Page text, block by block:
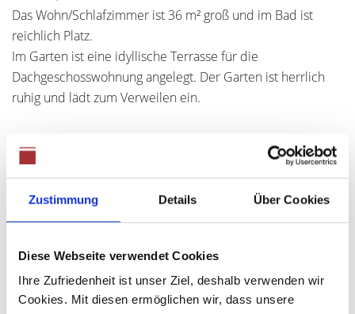
Zustimmung Details Über Cookies
Diese Webseite verwendet Cookies
Ihre Zufriedenheit ist unser Ziel, deshalb verwenden wir
Cookies. Mit diesen ermöglichen wir, dass unsere
Das Wohn/Schlafzimmer ist 36 m² groß und im Bad ist
reichlich Platz.
Im Garten ist eine idyllische Terrasse für die
Dachgeschosswohnung angelegt. Der Garten ist herrlich
ruhig und lädt zum Verweilen ein.
Ansprechpartner
Frau Ute Anthuber
Telefon: +49 (0) 821 48689360
Mobil: +49 (0) 177 2041442
info@anthuber-immobilien.de